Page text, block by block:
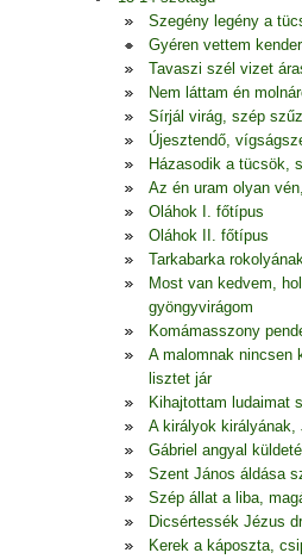
Szegény legény a
Gyéren vettem
Tavaszi szél vizet
Nem láttam én
Sírjál virág, szép
Újesztendő,
Házasodik a tücsök,
Az én uram olyan
Oláhok I. főtípus
Oláhok II. főtípus
Tarkabarka
Most van kedvem,
gyöngyvirágom
Komámasszony
A malomnak nincsen
lisztet jár
Kihajtottam ludaimat
A királyok
Gábriel angyal
Szent János áldása
Szép állat a liba,
Dicsértessék Jézus
Kerek a káposzta,